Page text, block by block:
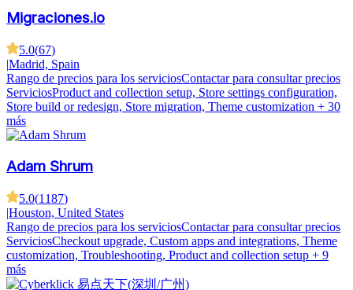
Migraciones.io
5.0(67)
|Madrid, Spain
Rango de precios para los serviciosContactar para consultar precios
ServiciosProduct and collection setup, Store settings configuration,
Store build or redesign, Store migration, Theme customization + 30
más
Adam Shrum
5.0(1187)
|Houston, United States
Rango de precios para los serviciosContactar para consultar precios
ServiciosCheckout upgrade, Custom apps and integrations, Theme
customization, Troubleshooting, Product and collection setup + 9
más